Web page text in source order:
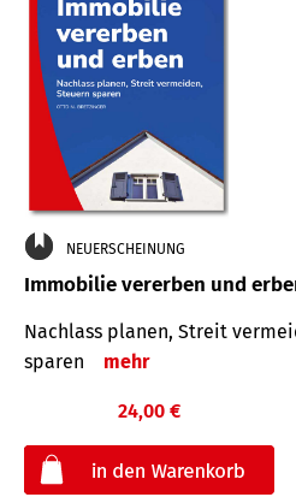
NEUERSCHEINUNG
Immobilie vererben und
Nachlass planen, Streit
sparen
mehr
24,00 €